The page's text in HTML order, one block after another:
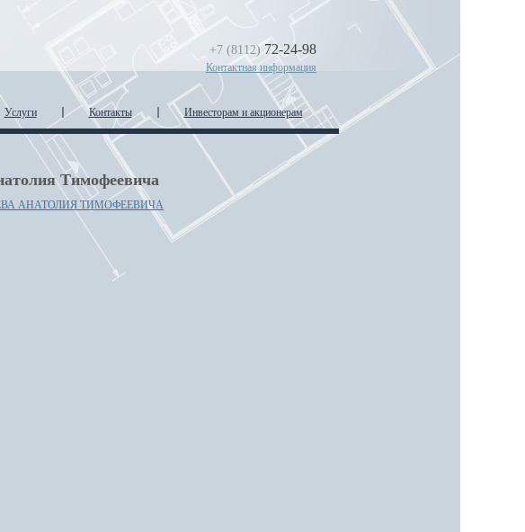
+7 (8112) 72-24-98
Контактная информация
Услуги Контакты Инвесторам и акционерам
Тимофеевича
АНАТОЛИЯ ТИМОФЕЕВИЧА